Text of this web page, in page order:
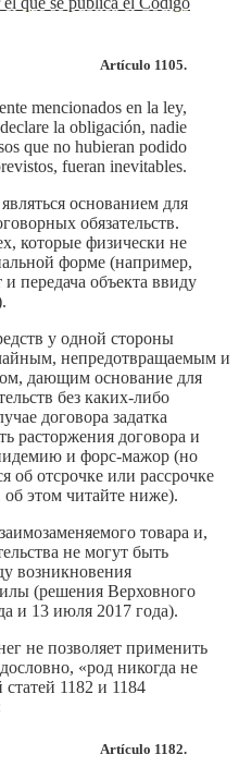
Artículo 1105.
mencionados en la ley,
la obligación, nadie
que no hubieran podido
fueran inevitables.
основанием для
обязательств.
которые физически не
форме (например,
передача объекта ввиду
у одной стороны
непредотвращаемым и
дающим основание для
без каких-либо
договора задатка
расторжения договора и
и форс-мажор (но
об отсрочке или рассрочке
об этом читайте ниже).
товара и,
не могут быть
возникновения
(решения Верховного
и 13 июля 2017 года).
не позволяет применить
«род никогда не
1182 и 1184
Artículo 1182.